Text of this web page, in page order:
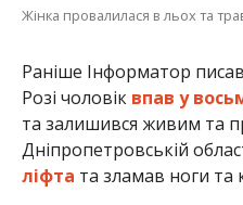
Жінка провалилася в льох та
Раніше Інформатор
Розі чоловіквпав у
та залишився живим та
Дніпропетровській
ліфта та зламав ноги